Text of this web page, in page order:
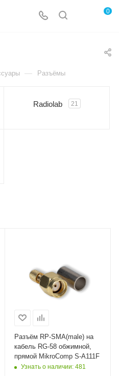
0
— Разъёмы
Radiolab 21
Разъём RP-SMA(male) на
кабель RG-58 обжимной,
прямой MikroComp S-A111F
Узнать о наличии: 481